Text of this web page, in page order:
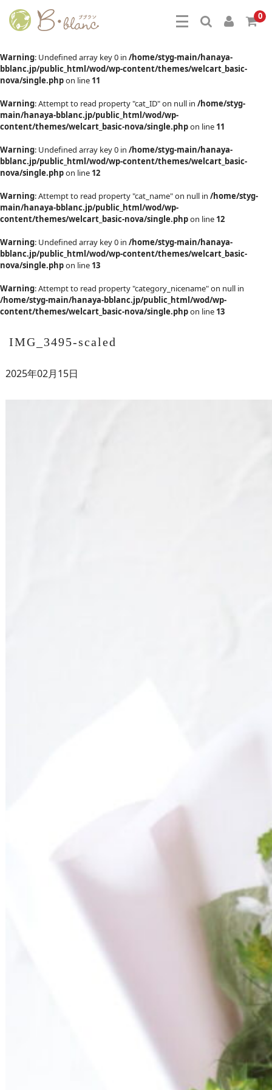
0
Warning: Undefined array key 0 in /home/styg-main/hanaya-
bblanc.jp/public_html/wod/wp-content/themes/welcart_basic-
nova/single.phpon line 11
Warning: Attempt to read property "cat_ID" on null in /home/styg-
main/hanaya-bblanc.jp/public_html/wod/wp-
content/themes/welcart_basic-nova/single.phpon line 11
Warning: Undefined array key 0 in /home/styg-main/hanaya-
bblanc.jp/public_html/wod/wp-content/themes/welcart_basic-
nova/single.phpon line 12
Warning: Attempt to read property "cat_name" on null in /home/styg-
main/hanaya-bblanc.jp/public_html/wod/wp-
content/themes/welcart_basic-nova/single.phpon line 12
Warning: Undefined array key 0 in /home/styg-main/hanaya-
bblanc.jp/public_html/wod/wp-content/themes/welcart_basic-
nova/single.phpon line 13
Warning: Attempt to read property "category_nicename" on null in
/home/styg-main/hanaya-bblanc.jp/public_html/wod/wp-
content/themes/welcart_basic-nova/single.phpon line 13
IMG_3495-scaled
2025年02月15日